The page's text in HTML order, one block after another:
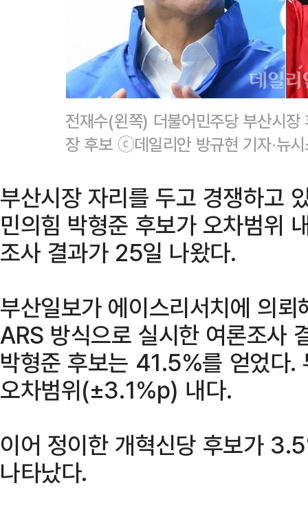
전재수(왼쪽) 더불어민주당 부산시
장 후보 ⓒ데일리안 방규현 기자·뉴
부산시장 자리를 두고 경쟁하고
민의힘 박형준 후보가 오차범위
조사 결과가 25일 나왔다.
부산일보가 에이스리서치에 의
ARS 방식으로 실시한 여론조사
박형준 후보는 41.5%를 얻었다
오차범위(±3.1%p) 내다.
이어 정이한 개혁신당 후보가
나타났다.